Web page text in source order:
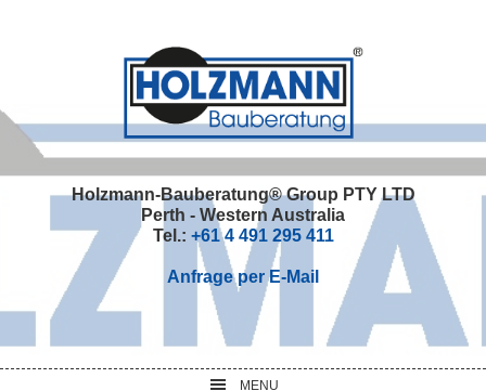
Holzmann-Bauberatung® Group PTY LTD
Perth - Western Australia
Tel.: +61 4 491 295 411
Anfrage per E-Mail
MENU